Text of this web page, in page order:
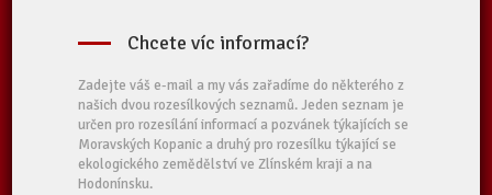
Chcete víc informací?
Zadejte váš e-mail a my vás zařadíme do některého z
našich dvou rozesílkových seznamů. Jeden seznam je
určen pro rozesílání informací a pozvánek týkajících se
Moravských Kopanic a druhý pro rozesílku týkající se
ekologického zemědělství ve Zlínském kraji a na
Hodonínsku.